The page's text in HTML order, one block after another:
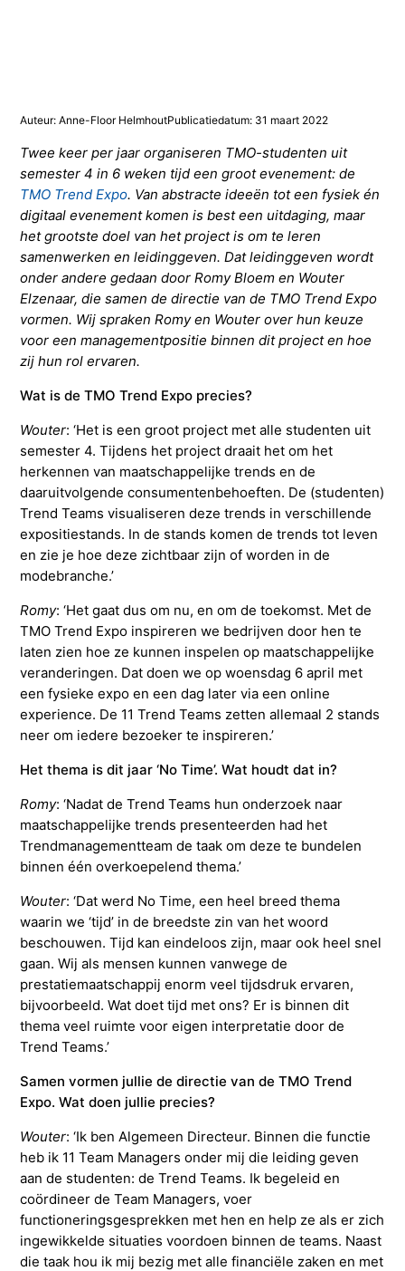
Algemene voorwaarden
Op kamers in Doorn
Studentenvereniging
Doorstromen van MBO naar HBO
Contactpersonen
Op kamers in Doorn
Studentenvereniging
Doorstromen van MBO naar HBO | Ad
Vacatures in fashion
Stagebedrijven
Samenwerkingspartners
Mijn TMO
Auteur: Anne-Floor HelmhoutPublicatiedatum: 31 maart 2022
Twee keer per jaar organiseren TMO-studenten uit
semester 4 in 6 weken tijd een groot evenement: de
TMO Trend Expo. Van abstracte ideeën tot een fysiek én
digitaal evenement komen is best een uitdaging, maar
het grootste doel van het project is om te leren
samenwerken en leidinggeven. Dat leidinggeven wordt
onder andere gedaan door Romy Bloem en Wouter
Elzenaar, die samen de directie van de TMO Trend Expo
vormen. Wij spraken Romy en Wouter over hun keuze
voor een managementpositie binnen dit project en hoe
zij hun rol ervaren.
Wat is de TMO Trend Expo precies?
Wouter: ‘Het is een groot project met alle studenten uit
semester 4. Tijdens het project draait het om het
herkennen van maatschappelijke trends en de
daaruitvolgende consumentenbehoeften. De (studenten)
Trend Teams visualiseren deze trends in verschillende
expositiestands. In de stands komen de trends tot leven
en zie je hoe deze zichtbaar zijn of worden in de
modebranche.’
Romy: ‘Het gaat dus om nu, en om de toekomst. Met de
TMO Trend Expo inspireren we bedrijven door hen te
laten zien hoe ze kunnen inspelen op maatschappelijke
veranderingen. Dat doen we op woensdag 6 april met
een fysieke expo en een dag later via een online
experience. De 11 Trend Teams zetten allemaal 2 stands
neer om iedere bezoeker te inspireren.’
Het thema is dit jaar ‘No Time’. Wat houdt dat in?
Romy: ‘Nadat de Trend Teams hun onderzoek naar
maatschappelijke trends presenteerden had het
Trendmanagementteam de taak om deze te bundelen
binnen één overkoepelend thema.’
Wouter: ‘Dat werd No Time, een heel breed thema
waarin we ‘tijd’ in de breedste zin van het woord
beschouwen. Tijd kan eindeloos zijn, maar ook heel snel
gaan. Wij als mensen kunnen vanwege de
prestatiemaatschappij enorm veel tijdsdruk ervaren,
bijvoorbeeld. Wat doet tijd met ons? Er is binnen dit
thema veel ruimte voor eigen interpretatie door de
Trend Teams.’
Samen vormen jullie de directie van de TMO Trend
Expo. Wat doen jullie precies?
Wouter: ‘Ik ben Algemeen Directeur. Binnen die functie
heb ik 11 Team Managers onder mij die leiding geven
aan de studenten: de Trend Teams. Ik begeleid en
coördineer de Team Managers, voer
functioneringsgesprekken met hen en help ze als er zich
ingewikkelde situaties voordoen binnen de teams. Naast
die taak hou ik mij bezig met alle financiële zaken en met